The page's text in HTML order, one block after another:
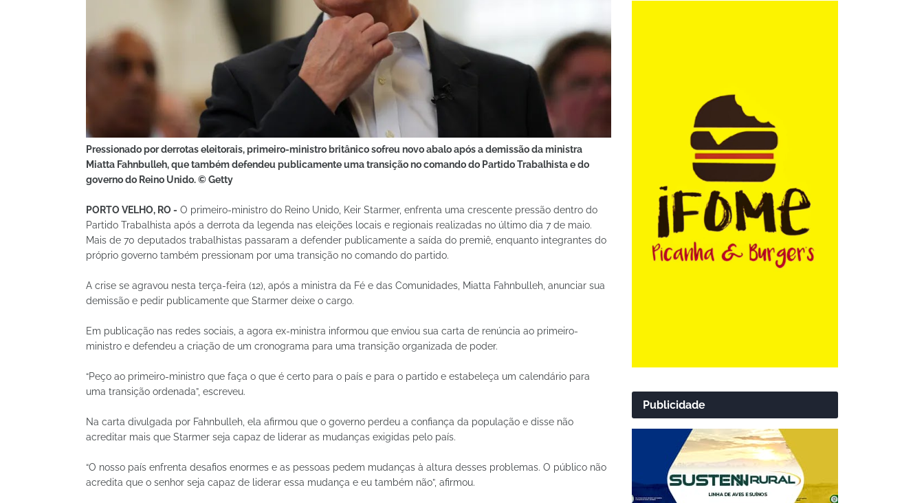
Pressionado por derrotas eleitorais, primeiro-ministro britânico sofreu novo abalo após a demissão da ministra
Miatta Fahnbulleh, que também defendeu publicamente uma transição no comando do Partido Trabalhista e do
governo do Reino Unido. © Getty
PORTO VELHO, RO - O primeiro-ministro do Reino Unido, Keir Starmer, enfrenta uma crescente pressão dentro do
Partido Trabalhista após a derrota da legenda nas eleições locais e regionais realizadas no último dia 7 de maio.
Mais de 70 deputados trabalhistas passaram a defender publicamente a saída do premiê, enquanto integrantes do
próprio governo também pressionam por uma transição no comando do partido.
A crise se agravou nesta terça-feira (12), após a ministra da Fé e das Comunidades, Miatta Fahnbulleh, anunciar sua
demissão e pedir publicamente que Starmer deixe o cargo.
Em publicação nas redes sociais, a agora ex-ministra informou que enviou sua carta de renúncia ao primeiro-
ministro e defendeu a criação de um cronograma para uma transição organizada de poder.
“Peço ao primeiro-ministro que faça o que é certo para o país e para o partido e estabeleça um calendário para
uma transição ordenada”, escreveu.
Na carta divulgada por Fahnbulleh, ela afirmou que o governo perdeu a confiança da população e disse não
acreditar mais que Starmer seja capaz de liderar as mudanças exigidas pelo país.
“O nosso país enfrenta desafios enormes e as pessoas pedem mudanças à altura desses problemas. O público não
acredita que o senhor seja capaz de liderar essa mudança e eu também não”, afirmou.
Publicidade